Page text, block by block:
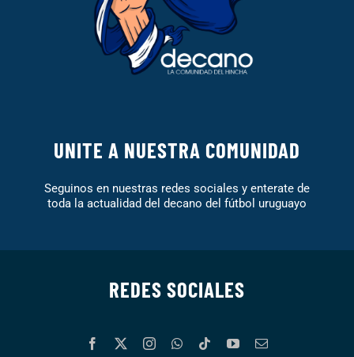
UNITE A NUESTRA COMUNIDAD
Seguinos en nuestras redes sociales y enterate de
toda la actualidad del decano del fútbol uruguayo
REDES SOCIALES